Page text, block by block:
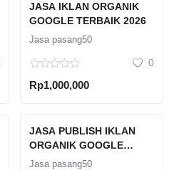
JASA IKLAN ORGANIK
GOOGLE TERBAIK 2026
Jasa pasang50
0
Rp1,000,000
JASA PUBLISH IKLAN
ORGANIK GOOGLE
PROFESIONAL
Jasa pasang50